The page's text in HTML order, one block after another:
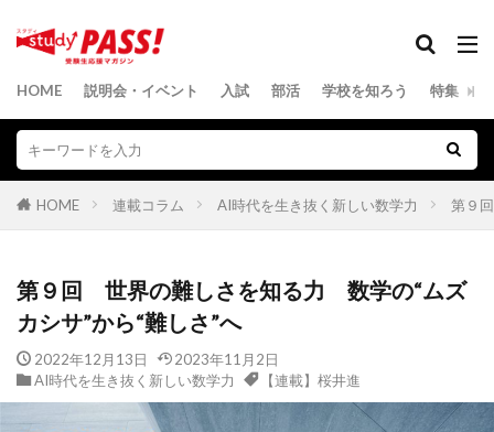
HOME 説明会・イベント 入試 部活 学校を知ろう 特集
HOME 連載コラム AI時代を生き抜く新しい数学力 第９
第９回 世界の難しさを知る力 数学の“ムズ
カシサ”から“難しさ”へ
2022年12月13日
2023年11月2日
AI時代を生き抜く新しい数学力
【連載】桜井進